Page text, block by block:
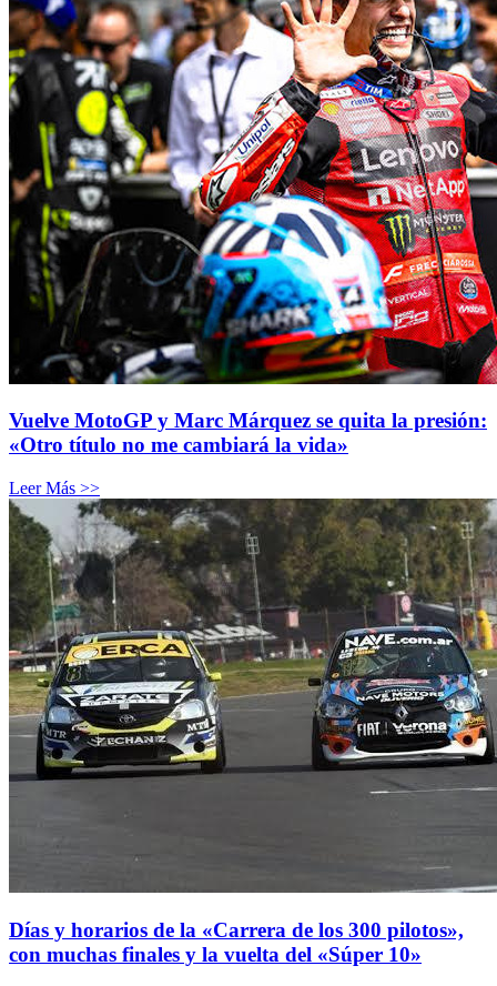
Vuelve MotoGP y Marc Márquez se quita la presión:
«Otro título no me cambiará la vida»
Leer Más >>
Días y horarios de la «Carrera de los 300 pilotos»,
con muchas finales y la vuelta del «Súper 10»